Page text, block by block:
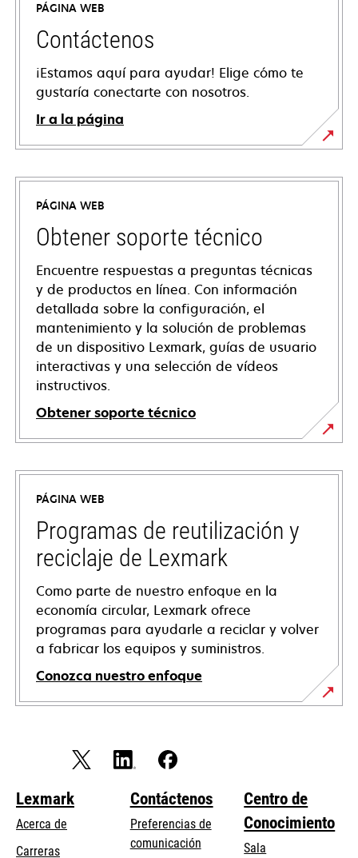
PÁGINA WEB
Contáctenos
¡Estamos aquí para ayudar! Elige cómo te
gustaría conectarte con nosotros.
Ir a la página
PÁGINA WEB
Obtener soporte técnico
Encuentre respuestas a preguntas técnicas
y de productos en línea. Con información
detallada sobre la configuración, el
mantenimiento y la solución de problemas
de un dispositivo Lexmark, guías de usuario
interactivas y una selección de vídeos
instructivos.
Obtener soporte técnico
se
abre
una
pestaña
nueva
PÁGINA WEB
Programas de reutilización y
reciclaje de Lexmark
Como parte de nuestro enfoque en la
economía circular, Lexmark ofrece
programas para ayudarle a reciclar y volver
a fabricar los equipos y suministros.
Conozca nuestro enfoque
Lexmark
Acerca de
Carreras
Contáctenos
Preferencias de
comunicación
Centro de
Conocimiento
Sala